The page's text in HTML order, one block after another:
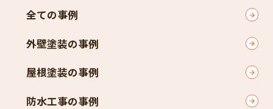
全ての事例
外壁塗装の事例
屋根塗装の事例
防水工事の事例